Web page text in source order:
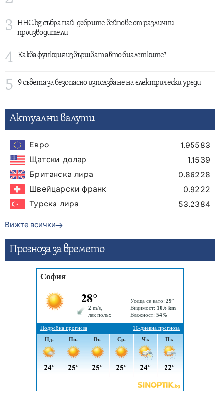
3
HHC.bg събра най-добрите вейпове от различни
производители
4 Каква функция извършват авто биалетките?
5 9 съвета за безопасно използване на електрически уреди
Актуални валути
Евро
1.95583
Щатски долар
1.1539
Британска лира
0.86228
Швейцарски франк
0.9222
Турска лира
53.2384
Вижте всички
Прогнозa за времето